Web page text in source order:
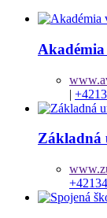
|
Základná